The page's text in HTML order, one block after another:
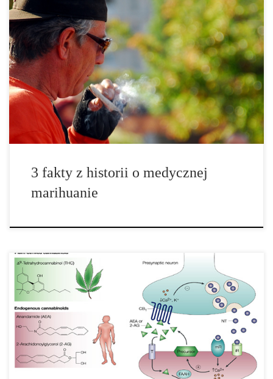
Medyczna marihuana została wprowadzona do medycyny
zachodniej w połowie 1800 roku. W 1830 roku, irlandzki lekarz o
imieniu William Brooke O’Shaughnessy obserwował stosowanie
marihuany podczas podróży do Indii. Po przestudiowaniu jej
skutków, wprowadził marihuanę dla lekarzy w Anglii w leczeniu
[…]
3 fakty z historii o medycznej
marihuanie
W wielkim skrócie kannabinoidy są grupą substancji czynnych
znajdujących się w marihuanie. Podczas gdy większość
użytkowników marihuany rozumie związek między THC a hajem,
zrozumienie całej chemii, która się za tym kryje to całkiem inna
sprawa. Przede wszystkim, kannabinoidy są odpowiedzialne […]